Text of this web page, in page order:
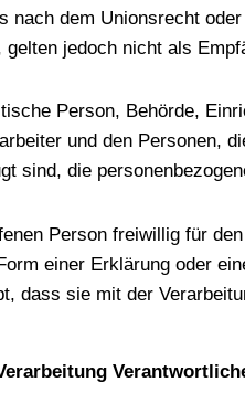
nach dem Unionsrecht
jedoch nicht als
Person, Behörde,
und den Personen,
sind, die
Person freiwillig für
einer Erklärung oder
dass sie mit der